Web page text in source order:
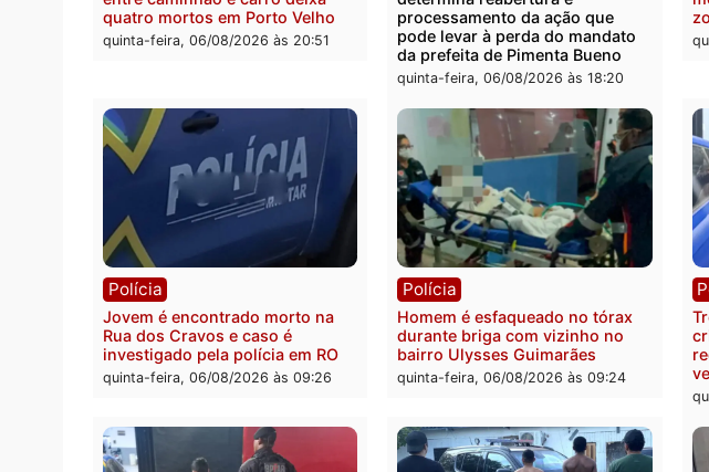
Polícia
Tragédia na BR-364: colisão
entre caminhão e carro deixa
quatro mortos em Porto Velho
quinta-feira, 06/08/2026 às 20:51
Política
Ministro Dias Tofolli , do TSE,
determina reabertura e
processamento da ação que
pode levar à perda do mandato
da prefeita de Pimenta Bueno
quinta-feira, 06/08/2026 às 18:20